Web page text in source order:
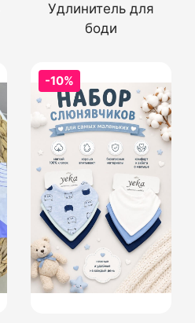
Удлинитель для
боди
-10%